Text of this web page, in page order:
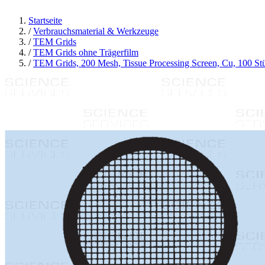
Startseite
/ Verbrauchsmaterial & Werkzeuge
/ TEM Grids
/ TEM Grids ohne Trägerfilm
/ TEM Grids, 200 Mesh, Tissue Processing Screen, Cu, 100